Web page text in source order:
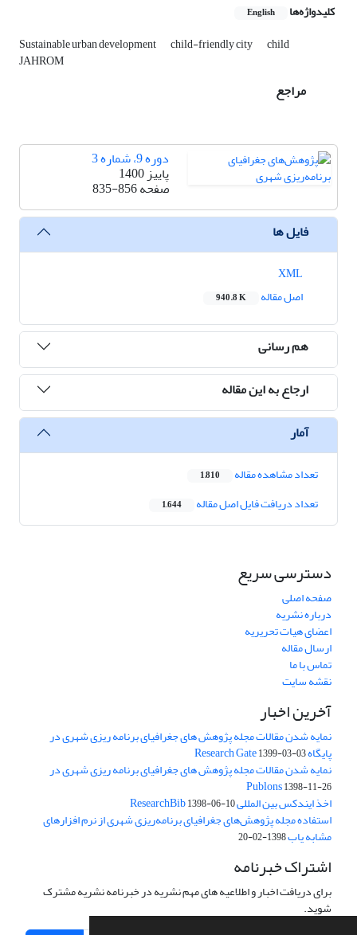
کلیدواژه‌ها English
Sustainable urban development child-friendly city child
JAHROM
مراجع
دوره 9، شماره 3
پاییز 1400
صفحه835-856
فایل ها
اصل مقاله
940.8 K
هم رسانی
ارجاع به این مقاله
آمار
تعداد مشاهده مقاله 1,810
تعداد دریافت فایل اصل مقاله 1,644
دسترسی سریع
صفحه اصلی
درباره نشریه
اعضای هیات تحریریه
ارسال مقاله
تماس با ما
نقشه سایت
آخرین اخبار
نمایه شدن مقالات مجله پژوهش های جغرافیای برنامه ریزی شهری در
پایگاه Research Gate1399-03-03
نمایه شدن مقالات مجله پژوهش های جغرافیای برنامه ریزی شهری در
Publons1398-11-26
اخذ ایندکس بین المللی ResearchBib1398-06-10
استفاده مجله پژوهش‌های جغرافیای برنامه‌ریزی شهری از نرم افزارهای
مشابه یاب1398-02-20
اشتراک خبرنامه
برای دریافت اخبار و اطلاعیه های مهم نشریه در خبرنامه نشریه مشترک
شوید.